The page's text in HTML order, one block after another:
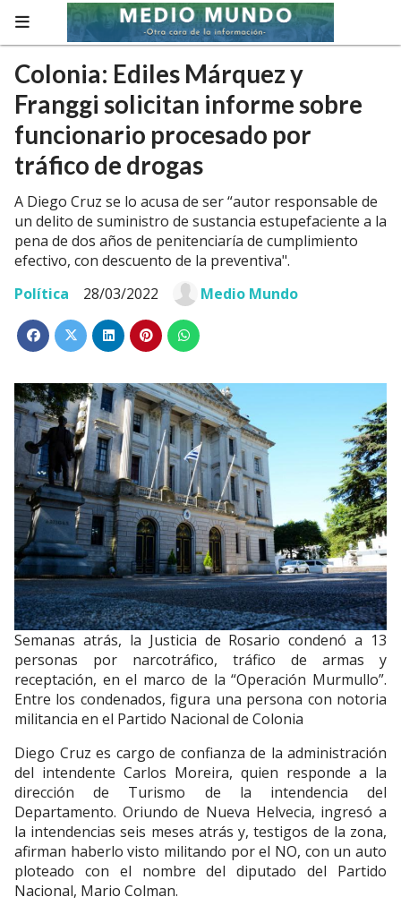
Colonia: Ediles Márquez y
Franggi solicitan informe sobre
funcionario procesado por
tráfico de drogas
A Diego Cruz se lo acusa de ser “autor responsable de
un delito de suministro de sustancia estupefaciente a la
pena de dos años de penitenciaría de cumplimiento
efectivo, con descuento de la preventiva".
Política
28/03/2022 Medio Mundo
Semanas atrás, la Justicia de Rosario condenó a 13
personas por narcotráfico, tráfico de armas y
receptación, en el marco de la “Operación Murmullo”.
Entre los condenados, figura una persona con notoria
militancia en el Partido Nacional de Colonia
Diego Cruz es cargo de confianza de la administración
del intendente Carlos Moreira, quien responde a la
dirección de Turismo de la intendencia del
Departamento. Oriundo de Nueva Helvecia, ingresó a
la intendencias seis meses atrás y, testigos de la zona,
afirman haberlo visto militando por el NO, con un auto
ploteado con el nombre del diputado del Partido
Nacional, Mario Colman.